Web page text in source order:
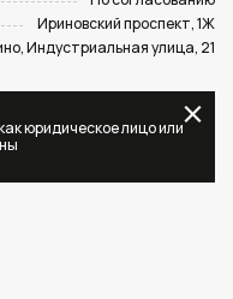
Ириновский проспект, 1Ж
Индустриальная улица, 21
юридическое лицо или